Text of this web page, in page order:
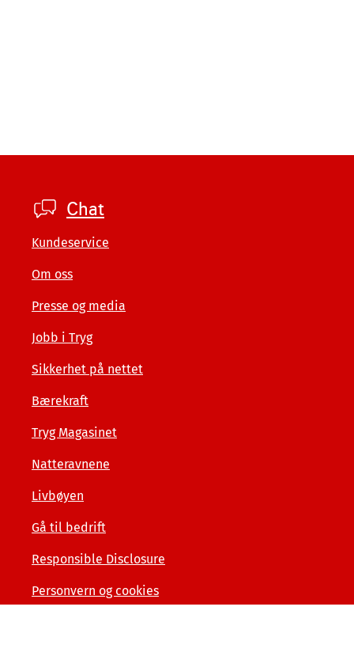
Footer
private
Chat
Kundeservice
Om oss
Presse og media
Jobb i Tryg
Sikkerhet på nettet
Bærekraft
Tryg Magasinet
Natteravnene
Livbøyen
Gå til bedrift
Responsible Disclosure
Personvern og cookies